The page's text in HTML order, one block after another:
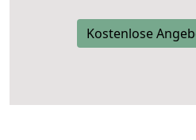
Kostenlose